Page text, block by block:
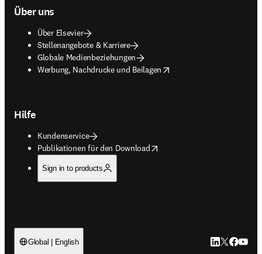
Über uns
Über Elsevier
Stellenangebote & Karriere
Globale Medienbeziehungen
Werbung, Nachdrucke und Beilagen
opens in new tab/window
Hilfe
Kundenservice
Publikationen für den Download
opens in new tab/window
Sign in to products
Global | English LinkedIn
Twitter